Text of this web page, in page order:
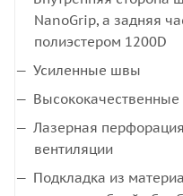
NanoGrip, а задняя
полиэстером 1200D
Усиленные швы
Высококачественные
Лазерная
вентиляции
Подкладка из